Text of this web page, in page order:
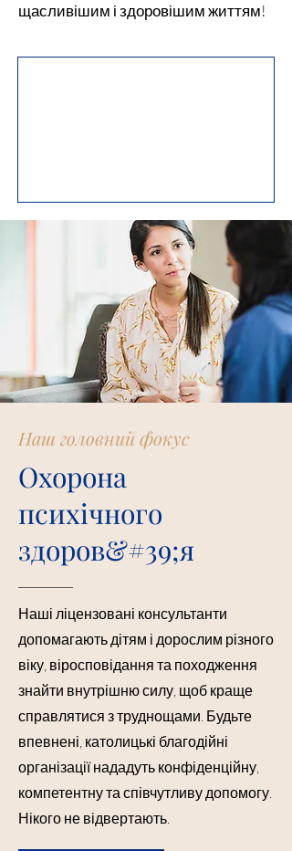
щасливішим і здоровішим життям!
Наш головний фокус
Охорона
психічного
здоров&#39;я
Наші ліцензовані консультанти
допомагають дітям і дорослим різного
віку, віросповідання та походження
знайти внутрішню силу, щоб краще
справлятися з труднощами. Будьте
впевнені, католицькі благодійні
організації нададуть конфіденційну,
компетентну та співчутливу допомогу.
Нікого не відвертають.